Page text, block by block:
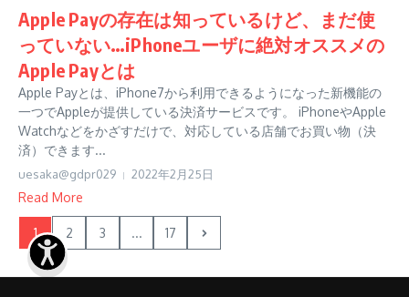
Apple Payの存在は知っているけど、まだ使
っていない…iPhoneユーザに絶対オススメの
Apple Payとは
Apple Payとは、iPhone7から利用できるようになった新機能の
一つでAppleが提供している決済サービスです。 iPhoneやApple
Watchなどをかざすだけで、対応している店舗でお買い物（決
済）できます...
uesaka@gdpr029 2022年2月25日
Read More
1 2 3 ... 17